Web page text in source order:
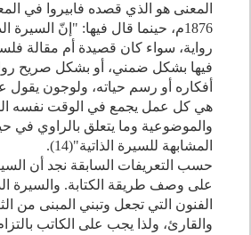
المعنى هو الذي قصده فابيروا في
1876م، حينما قال فيها: "إنّ السيرة
رواية، سواء كان قصيدة أم مقالة
فيها بشكل ضمني، أو بشكل صريح
أفكاره أو رسم حياته، ولوجون يقول
هي كل عمل يجمع في الوقت نفسه
والموضوعية وما يتعلق بالراوي في
المشابهة للسيرة الذاتية"(14
).
حسب التعريفات السابقة نجد أن
على وصف طريقة الكتابة. والسيرة
الفنون التي تجعل وتبني المبنى من
والقارئ، ولذا يجب على الكاتب